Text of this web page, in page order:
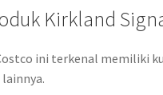
Kirkland
ini terkenal memiliki